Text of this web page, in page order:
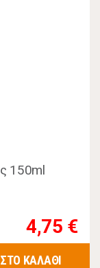
150ml
4,75 €
ΣΤΟ ΚΑΛΑΘΙ